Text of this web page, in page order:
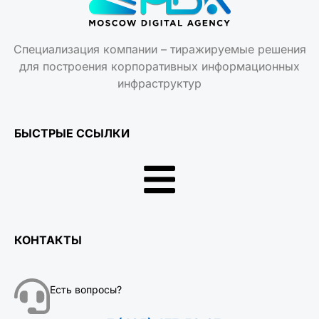
Специализация компании – тиражируемые решения
для построения корпоративных информационных
инфраструктур
БЫСТРЫЕ ССЫЛКИ
КОНТАКТЫ
Есть вопросы?